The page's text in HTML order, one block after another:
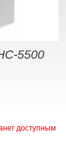
5500
доступным